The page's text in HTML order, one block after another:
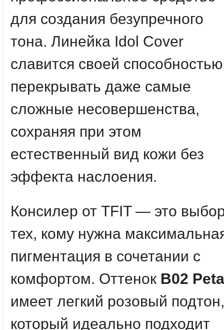
для создания безупречного
тона. Линейка Idol Cover
славится своей способностью
перекрывать даже самые
сложные несовершенства,
сохраняя при этом
естественный вид кожи без
эффекта наслоения.
Консилер от TFIT — это
тех, кому нужна
пигментация в сочетании с
комфортом. Оттенок B02
имеет легкий розовый подтон,
который идеально подходит